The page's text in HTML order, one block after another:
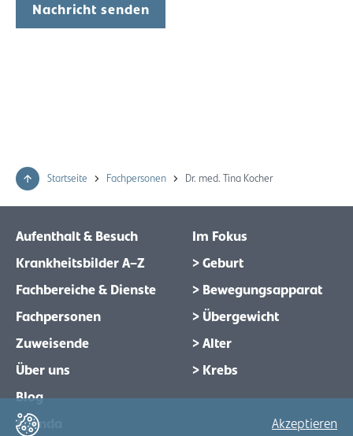
Nachricht senden
Akzeptieren
Startseite Fachpersonen Dr. med. Tina Kocher
Aufenthalt & Besuch
Krankheitsbilder A–Z
Fachbereiche & Dienste
Fachpersonen
Zuweisende
Über uns
Blog
Agenda
Im Fokus
> Geburt
> Bewegungsapparat
> Übergewicht
> Alter
> Krebs